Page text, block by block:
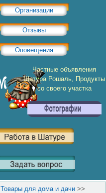
Организации
Отзывы
Оповещения
Частные объявления
Шатура Рошаль, Продукты
со своего участка
Товары для дома и дачи >>